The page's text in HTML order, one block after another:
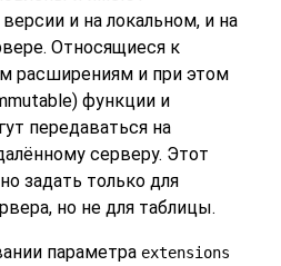
и на локальном, и на
Относящиеся к
расширениям и при этом
функции и
передаваться на
серверу. Этот
задать только для
но не для таблицы.
параметра extensions